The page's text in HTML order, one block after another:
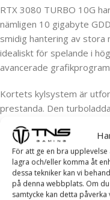
För att ge en bra
lagra och/eller komma åt
dessa tekniker kan vi
på denna webbplats. Om
samtycke kan detta
RTX 3080 TURBO 10G
nämligen 10 gigabyte
smidig hantering av
idealiskt för spelande i
avancerade
Kortets kylsystem är
prestanda. Den
för dem som
med grafikintensiva
När det gäller
10G olika portar för att